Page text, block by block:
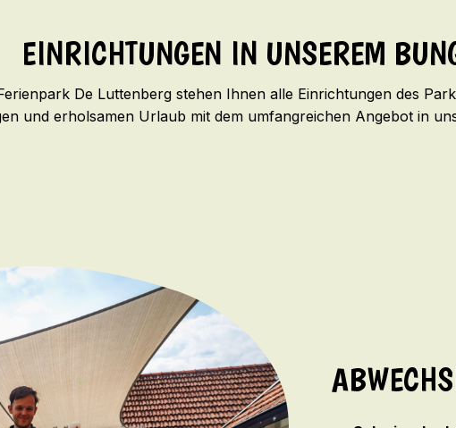
EINRICHTUNGEN IN UNSEREM
De Luttenberg stehen Ihnen alle Einrichtungen des
und erholsamen Urlaub mit dem umfangreichen Angebot in